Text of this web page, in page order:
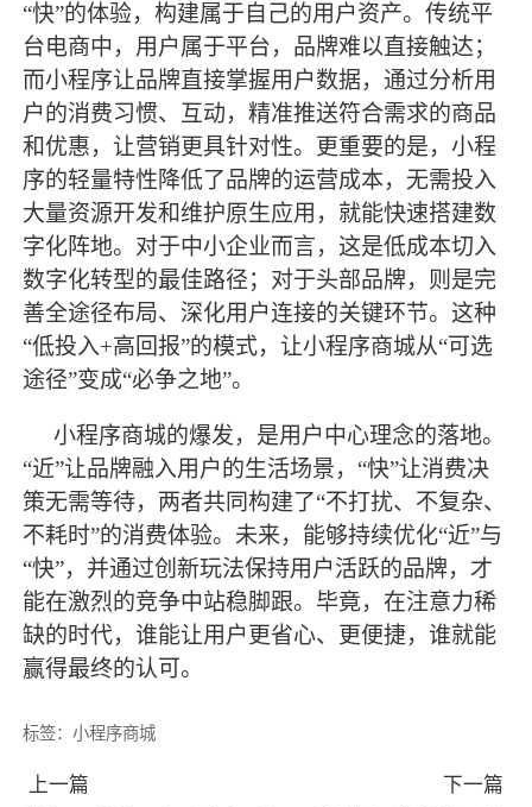
“快”的体验，构建属于自己的用户资产。传统平
台电商中，用户属于平台，品牌难以直接触达；
而小程序让品牌直接掌握用户数据，通过分析用
户的消费习惯、互动，精准推送符合需求的商品
和优惠，让营销更具针对性。更重要的是，小程
序的轻量特性降低了品牌的运营成本，无需投入
大量资源开发和维护原生应用，就能快速搭建数
字化阵地。对于中小企业而言，这是低成本切入
数字化转型的最佳路径；对于头部品牌，则是完
善全途径布局、深化用户连接的关键环节。这种
“低投入+高回报”的模式，让小程序商城从“可选
途径”变成“必争之地”。
小程序商城的爆发，是用户中心理念的落地。
“近”让品牌融入用户的生活场景，“快”让消费决
策无需等待，两者共同构建了“不打扰、不复杂、
不耗时”的消费体验。未来，能够持续优化“近”与
“快”，并通过创新玩法保持用户活跃的品牌，才
能在激烈的竞争中站稳脚跟。毕竟，在注意力稀
缺的时代，谁能让用户更省心、更便捷，谁就能
赢得最终的认可。
标签：小程序商城
上一篇 下一篇